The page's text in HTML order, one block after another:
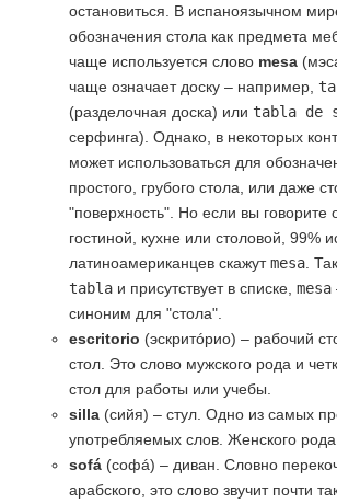
остановиться. В испаноязычном
обозначения стола как предмета
чаще используется слово mesa
чаще означает доску – например,
(разделочная доска) или tabla de
серфинга). Однако, в некоторых
может использоваться для
простого, грубого стола, или даже
"поверхность". Но если вы говорите
гостиной, кухне или столовой, 99%
латиноамериканцев скажутmesa .
tabla и присутствует в списке, mesa
синоним для "стола".
escritorio (эскритóрио) – рабочий
стол. Это слово мужского рода и
стол для работы или учебы.
silla (сийя) – стул. Одно из самых
употребляемых слов. Женского рода.
sofá (софá) – диван. Словно
арабского, это слово звучит почти